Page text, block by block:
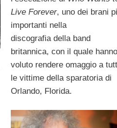
Live Forever, uno dei brani
importanti nella
discografia della band
britannica, con il quale
voluto rendere omaggio a
le vittime della sparatoria di
Orlando, Florida.